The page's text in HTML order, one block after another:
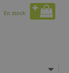
En stock